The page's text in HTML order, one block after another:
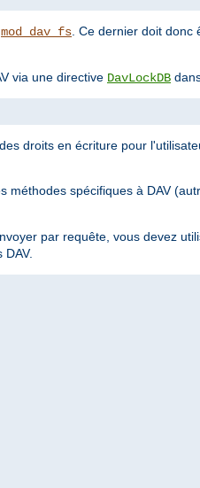
mod_dav_fs . Ce dernier doit
via une directive DavLockDB
droits en écriture pour
méthodes spécifiques à DAV
par requête, vous devez